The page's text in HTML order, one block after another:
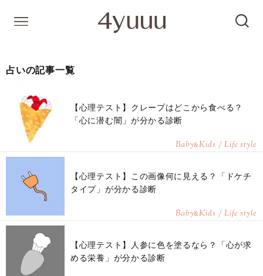
占いの記事一覧
【心理テスト】クレープはどこから食べる？
「心に潜む闇」が分かる診断
Baby&Kids / Life style
【心理テスト】この画像何に見える？「ドケチ
タイプ」が分かる診断
Baby&Kids / Life style
【心理テスト】人参に色を塗るなら？「心が求
める栄養」が分かる診断